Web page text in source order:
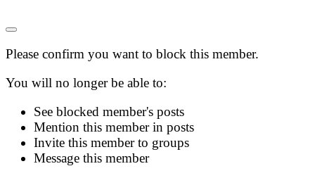
Please confirm you want to block this member.
You will no longer be able to:
See blocked member's posts
Mention this member in posts
Invite this member to groups
Message this member